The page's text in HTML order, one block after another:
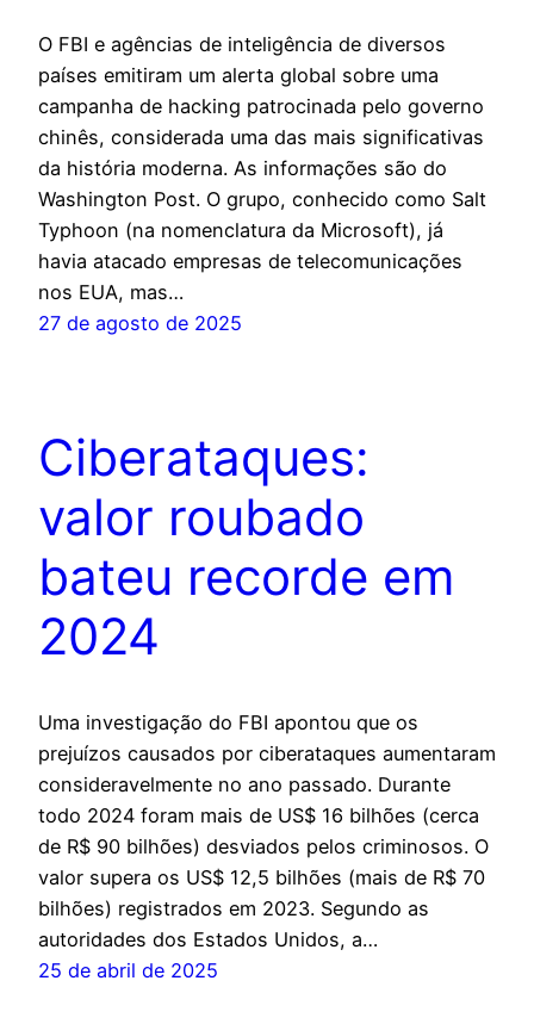
O FBI e agências de inteligência de diversos
países emitiram um alerta global sobre uma
campanha de hacking patrocinada pelo governo
chinês, considerada uma das mais significativas
da história moderna. As informações são do
Washington Post. O grupo, conhecido como Salt
Typhoon (na nomenclatura da Microsoft), já
havia atacado empresas de telecomunicações
nos EUA, mas…
27 de agosto de 2025
Ciberataques:
valor roubado
bateu recorde em
2024
Uma investigação do FBI apontou que os
prejuízos causados por ciberataques aumentaram
consideravelmente no ano passado. Durante
todo 2024 foram mais de US$ 16 bilhões (cerca
de R$ 90 bilhões) desviados pelos criminosos. O
valor supera os US$ 12,5 bilhões (mais de R$ 70
bilhões) registrados em 2023. Segundo as
autoridades dos Estados Unidos, a…
25 de abril de 2025